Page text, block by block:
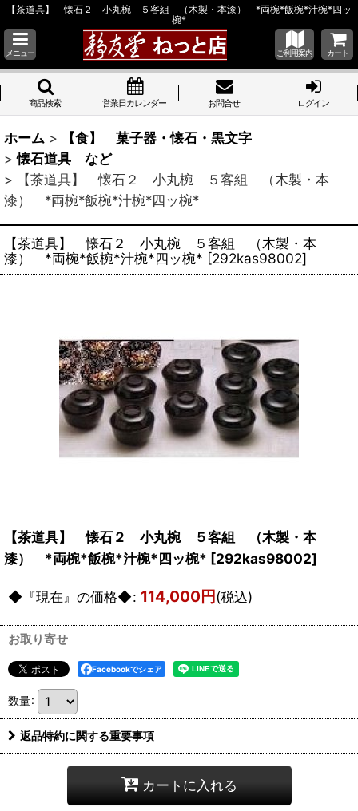
【茶道具】 懐石２ 小丸椀 ５客組 （木製・本漆） *両椀*飯椀*汁椀*四ッ
椀*
メニュー ご利用案内 カート
商品検索 営業日カレンダー お問合せ ログイン
ホーム >
【食】 菓子器・懐石・黒文字
> 懐石道具 など
>
【茶道具】 懐石２ 小丸椀 ５客組 （木製・本
漆） *両椀*飯椀*汁椀*四ッ椀*
【茶道具】 懐石２ 小丸椀 ５客組 （木製・本
漆） *両椀*飯椀*汁椀*四ッ椀* [292kas98002]
【茶道具】 懐石２ 小丸椀 ５客組 （木製・本
漆） *両椀*飯椀*汁椀*四ッ椀* [292kas98002]
◆『現在』の価格◆: 114,000円(税込)
お取り寄せ
Facebookでシェア
数量:
返品特約に関する重要事項
カートに入れる